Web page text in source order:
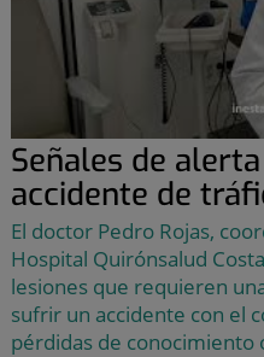
Señales de
accidente de
El doctor Pedro Rojas,
Hospital Quirónsalud
lesiones que requieren
sufrir un accidente con el
pérdidas de conocimiento